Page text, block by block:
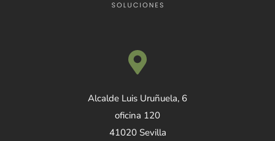
Alcalde Luis Uruñuela, 6
oficina 120
41020 Sevilla